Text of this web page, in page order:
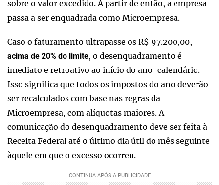
sobre o valor excedido. A partir de então, a empresa
passa a ser enquadrada como Microempresa.
Caso o faturamento ultrapasse os R$ 97.200,00,
acima de 20% do limite, o desenquadramento é
imediato e retroativo ao início do ano-calendário.
Isso significa que todos os impostos do ano deverão
ser recalculados com base nas regras da
Microempresa, com alíquotas maiores. A
comunicação do desenquadramento deve ser feita à
Receita Federal até o último dia útil do mês seguinte
àquele em que o excesso ocorreu.